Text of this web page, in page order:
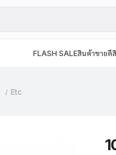
FLASH SALEสินค้าขายดี
Etc